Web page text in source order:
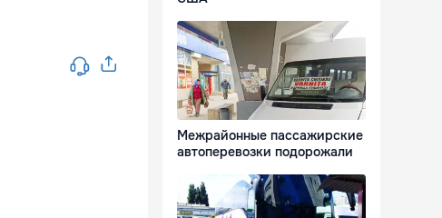
Межрайонные пассажирские
автоперевозки подорожали